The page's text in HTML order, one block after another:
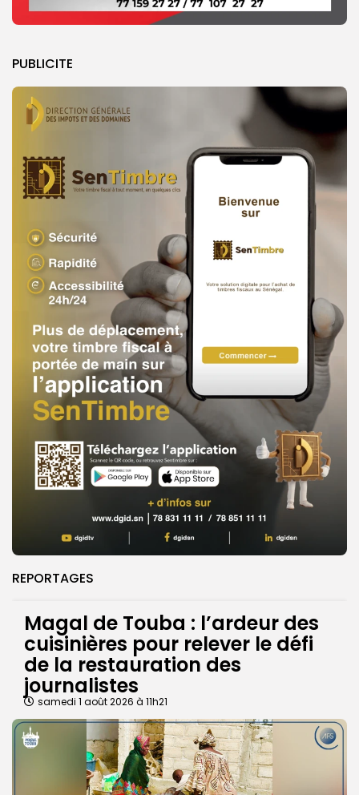
PUBLICITE
REPORTAGES
Magal de Touba : l’ardeur des
cuisinières pour relever le défi
de la restauration des
journalistes
samedi 1 août 2026 à 11h21